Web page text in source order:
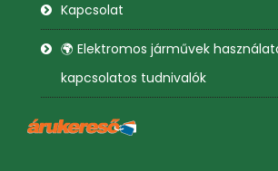
Kapcsolat
🌍 Elektromos járművek
kapcsolatos tudnivalók